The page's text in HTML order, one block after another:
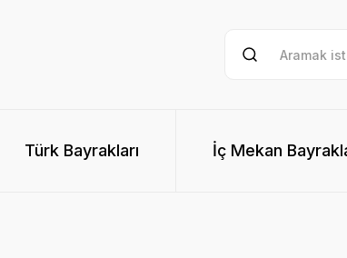
Türk Bayrakları İç Mekan